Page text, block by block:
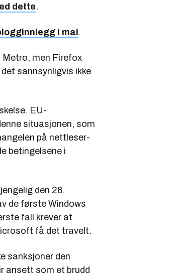
dette.
i mai.
Metro, men Firefox
sannsynligvis ikke
EU-
situasjonen, som
på nettleser-
betingelsene i
den 26.
de første Windows
fall krever at
få det travelt.
sanksjoner den
ansett som et brudd